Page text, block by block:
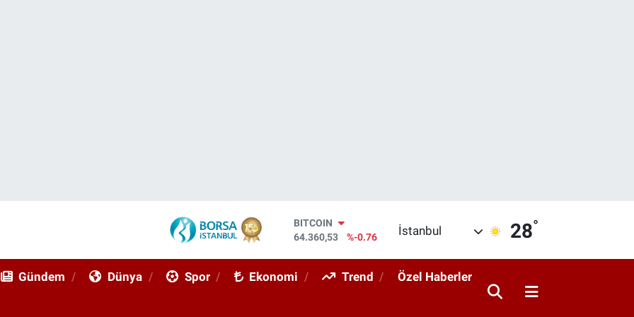
DOLAR
47,7069
%0.17
STERLİN
İstanbul 28°
Gündem Dünya Spor Ekonomi Trend Özel Haberler